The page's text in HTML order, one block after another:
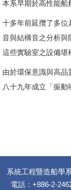
本系早期於高性能船
十多年前延攬了多位
音與結構音之分析與
這些實驗室之設備堪
由於環保意識與高
八十九年成立「振動
系統工程暨造船學
電話：+886-2-